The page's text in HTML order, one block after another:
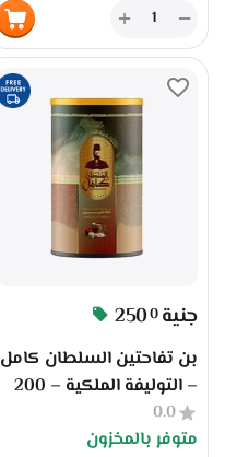
يُعبأ بعناية في علب وزن كل
منها 100 جرام، بإجمالي 10 علبة
في الكرتونة بوزن إجمالي 1
كيلو، مما يجعله مثاليًا للتجار
والموزعين والمقاهي. متوفر
الآن عبر منصة سوق بلس
بسعر الجملة، جملة الجملة
مباشرة من المصنع، مع ضمان
الجودة والثبات في الطعم،
وخدمة توريد احترافية للتجار
+ −
2500 جنية
بن تفاحتين السلطان كامل
– التوليفة الملكية – 200
جرام – بن فاخر بنكهة
فاكهية | سوق بلس
0.0
متوفر بالمخزون